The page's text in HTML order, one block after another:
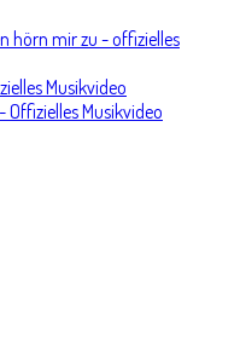
hörn mir zu - offizielles
Musikvideo
Musikvideo